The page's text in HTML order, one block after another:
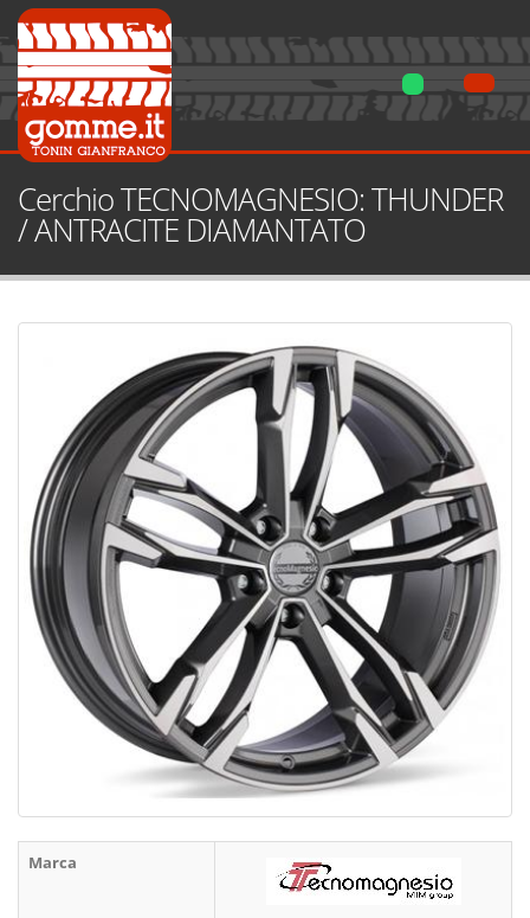
Cerchio TECNOMAGNESIO: THUNDER
/ ANTRACITE DIAMANTATO
Marca